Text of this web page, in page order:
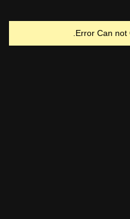
Error Can not